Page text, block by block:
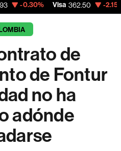
Visa 362.50 -2.15%
de
de Fontur
no ha
adónde